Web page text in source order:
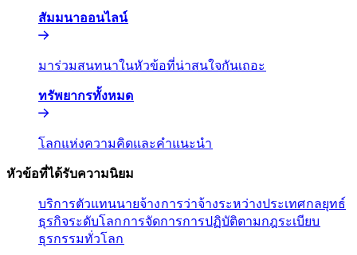
สัมมนาออนไลน์​​
มาร่วมสนทนาในหัวข้อที่น่าสนใจกันเถอะ​​
ทรัพยากรทั้งหมด​​
โลกแห่งความคิดและคำแนะนำ​​
หัวข้อที่ได้รับความนิยม​​
บริการตัวแทนนายจ้าง​​การว่าจ้างระหว่างประเทศ​​กลยุทธ์
ธุรกิจระดับโลก​​การจัดการการปฏิบัติตามกฎระเบียบ​​
ธุรกรรมทั่วโลก​​